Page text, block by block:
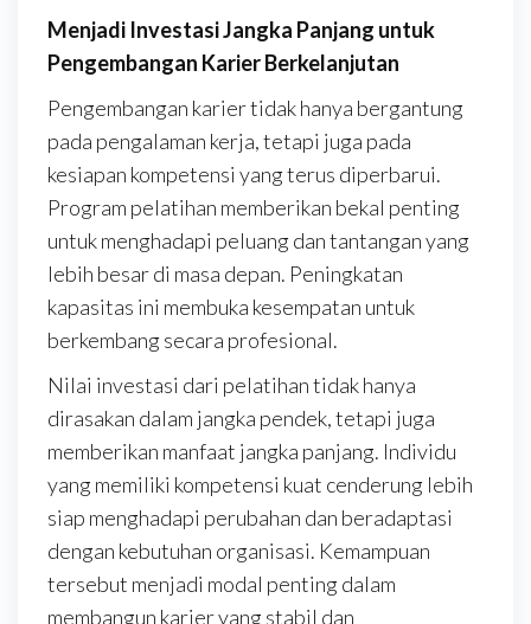
Menjadi Investasi Jangka Panjang untuk
Pengembangan Karier Berkelanjutan
Pengembangan karier tidak hanya bergantung
pada pengalaman kerja, tetapi juga pada
kesiapan kompetensi yang terus diperbarui.
Program pelatihan memberikan bekal penting
untuk menghadapi peluang dan tantangan yang
lebih besar di masa depan. Peningkatan
kapasitas ini membuka kesempatan untuk
berkembang secara profesional.
Nilai investasi dari pelatihan tidak hanya
dirasakan dalam jangka pendek, tetapi juga
memberikan manfaat jangka panjang. Individu
yang memiliki kompetensi kuat cenderung lebih
siap menghadapi perubahan dan beradaptasi
dengan kebutuhan organisasi. Kemampuan
tersebut menjadi modal penting dalam
membangun karier yang stabil dan